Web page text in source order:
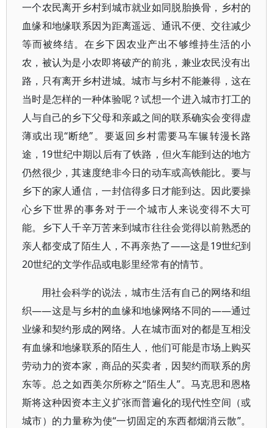
一个农民离开乡村到城市就业如同脱胎换骨，乡村的
血缘和地缘联系因为距离遥远、通讯不便、交往减少
等而被终结。在乡下因农业产出不够维持生活的小
农，被认为是小农即将破产的前兆，兼业农民没有出
路，只有离开乡村进城。城市与乡村不能兼得，这在
当时是怎样的一种体验呢？试想一个进入城市打工的
人与自己的乡下父母和亲戚之间的联系确实会变得虚
薄或出现“断绝”。要返回乡村需要马车辗转漫长路
途，19世纪中期以后有了铁路，但火车能到达的地方
仍然很少，其速度绝非今日的动车或高铁能比。要与
乡下的家人通信，一封信得多日才能到达。因此要操
心乡下世界的事务对于一个城市人来说变得不大可
能。乡下人千辛万苦来到城市往往会觉得以前熟悉的
亲人都变成了陌生人，不再亲热了——这是19世纪到
20世纪的文学作品或电影里经常有的情节。
用社会科学的说法，城市生活有自己的网络和组
织——这是与乡村的血缘和地缘网络不同的——通过
业缘和契约形成的网络。人在城市面对的都是互相没
有血缘和地缘联系的陌生人，他们可能是市场上购买
劳动力的资本家，商品的买卖者，因契约而联系的房
东等。总之如西美尔所称之“陌生人”。马克思和恩格
斯将这种因资本主义扩张而普遍化的现代性空间（或
城市）的力量称为使“一切固定的东西都烟消云散”。